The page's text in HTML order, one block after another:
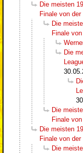
Die meisten
Finale von der
Die
Finale
Die
Die
Finale
Die meisten
Finale von der
Die